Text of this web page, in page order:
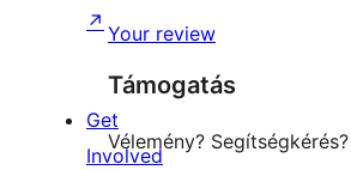
Your review
Támogatás
Vélemény? Segítségkérés?
↗
Get
Involved